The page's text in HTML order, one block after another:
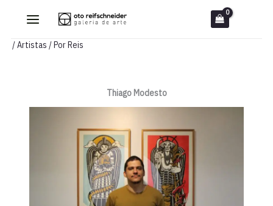
/Artistas / PorReis
Thiago Modesto